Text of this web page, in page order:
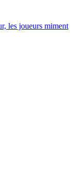
les joueurs miment